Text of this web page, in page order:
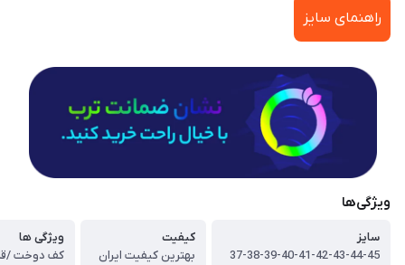
راهنمای سایز
ویژگی‌ها
سایز
37-38-39-40-41-42-43-44-45
کیفیت
بهترین کیفیت ایران
ویژگی ها